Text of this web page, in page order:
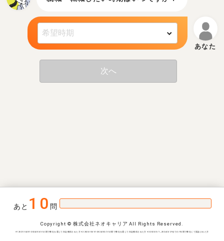
次へ
あと 10 問
Copyright © 株式会社ネオキャリア All Rights Reserved.
※1 2021/04/01-2024/03/31の間で弊社を通じて内定獲得された方 ※2 2023/03/01-2024/02/31の間で弊社を通じて内定獲得された方 ※3 2023/3/1~2024/2/29までの1年間で弊社にて面談された方